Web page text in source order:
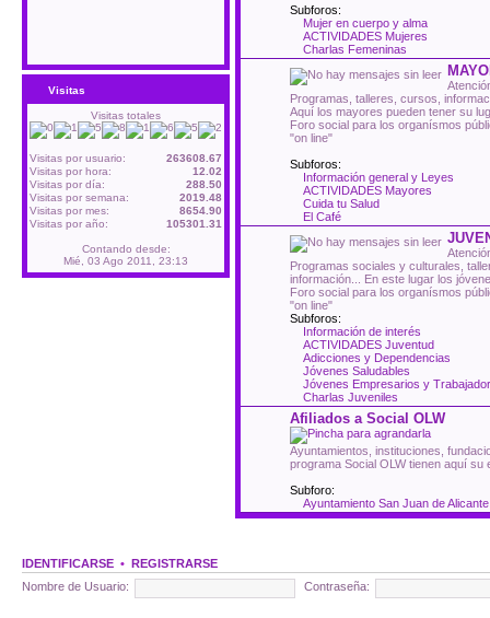
Visitas
Visitas totales
Visitas por usuario:
263608.67
Visitas por hora:
12.02
Visitas por día:
288.50
Visitas por semana:
2019.48
Visitas por mes:
8654.90
Visitas por año:
105301.31
Contando desde:
Mié, 03 Ago 2011, 23:13
Subforos:
Mujer en cuerpo y alma
ACTIVIDADES Mujeres
Charlas Femeninas
Programas, talleres, cursos,
Aquí los mayores pueden tener su
Foro social para los organísmos
"on line"
Subforos:
Información general y Leyes
ACTIVIDADES Mayores
Cuida tu Salud
El Café
Programas sociales y culturales,
información... En este lugar los
Foro social para los organísmos
"on line"
Subforos:
Información de interés
ACTIVIDADES Juventud
Adicciones y Dependencias
Jóvenes Saludables
Jóvenes Empresarios y
Charlas Juveniles
Afiliados a Social OLW
Ayuntamientos, instituciones,
programa Social OLW tienen aquí su
Subforo:
Ayuntamiento San Juan de Alicante
IDENTIFICARSE • REGISTRARSE
Nombre de Usuario:
Contraseña: